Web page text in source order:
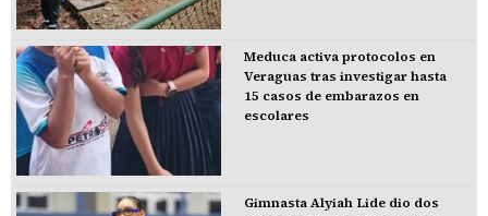
Meduca activa protocolos en
Veraguas tras investigar hasta
15 casos de embarazos en
escolares
Gimnasta Alyiah Lide dio dos